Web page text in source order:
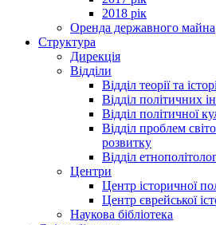
2018 рік
Оренда державного майна
Структура
Дирекція
Відділи
Відділ теорії та
Відділ політичних
Відділ політичної
Відділ проблем
розвитку
Відділ
Центри
Центр історичної
Центр єврейської
Наукова бібліотека